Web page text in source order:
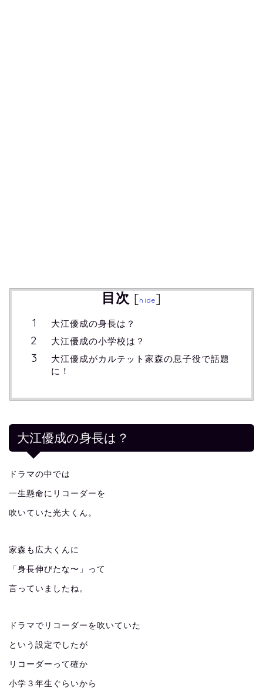
目次 [hide]
大江優成の身長は？
大江優成の小学校は？
大江優成がカルテット家森の息子役で話題
に！
大江優成の身長は？
ドラマの中では
一生懸命にリコーダーを
吹いていた光大くん。
家森も広大くんに
「身長伸びたな〜」って
言っていましたね。
ドラマでリコーダーを吹いていた
という設定でしたが
リコーダーって確か
小学３年生ぐらいから